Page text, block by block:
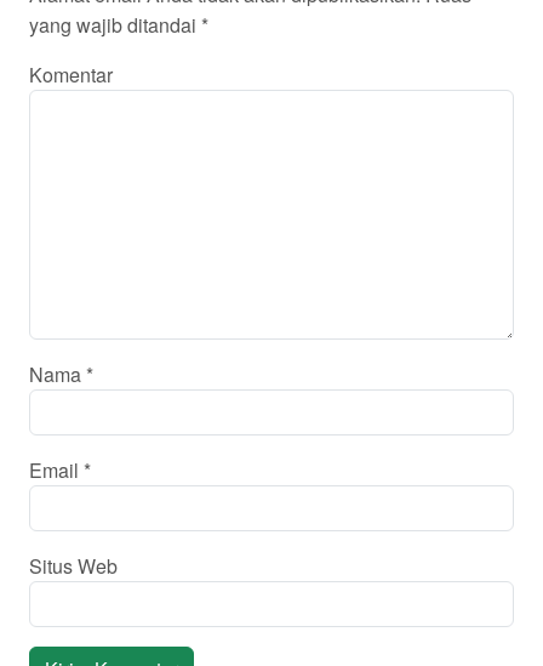
yang wajib ditandai *
Komentar
Nama *
Email *
Situs Web